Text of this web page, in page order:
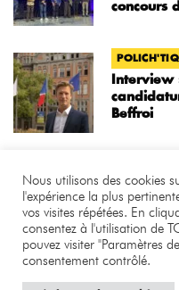
concours
Interview
Beffroi
©
À PROPOS
Nous utilisons des cookies
l'expérience la plus
vos visites répétées. En
consentez à l'utilisation de
pouvez visiter "Paramètres
consentement contrôlé.